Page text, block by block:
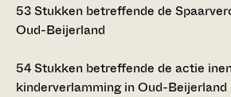
53Stukken betreffende de
Oud-Beijerland
54Stukken betreffende de actie
kinderverlamming in Oud-Beijerland